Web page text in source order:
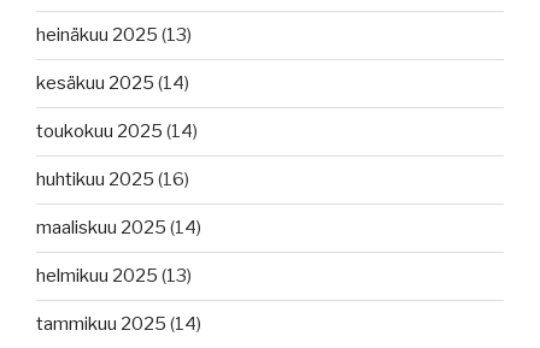
heinäkuu 2025 (13)
kesäkuu 2025 (14)
toukokuu 2025 (14)
huhtikuu 2025 (16)
maaliskuu 2025 (14)
helmikuu 2025 (13)
tammikuu 2025 (14)